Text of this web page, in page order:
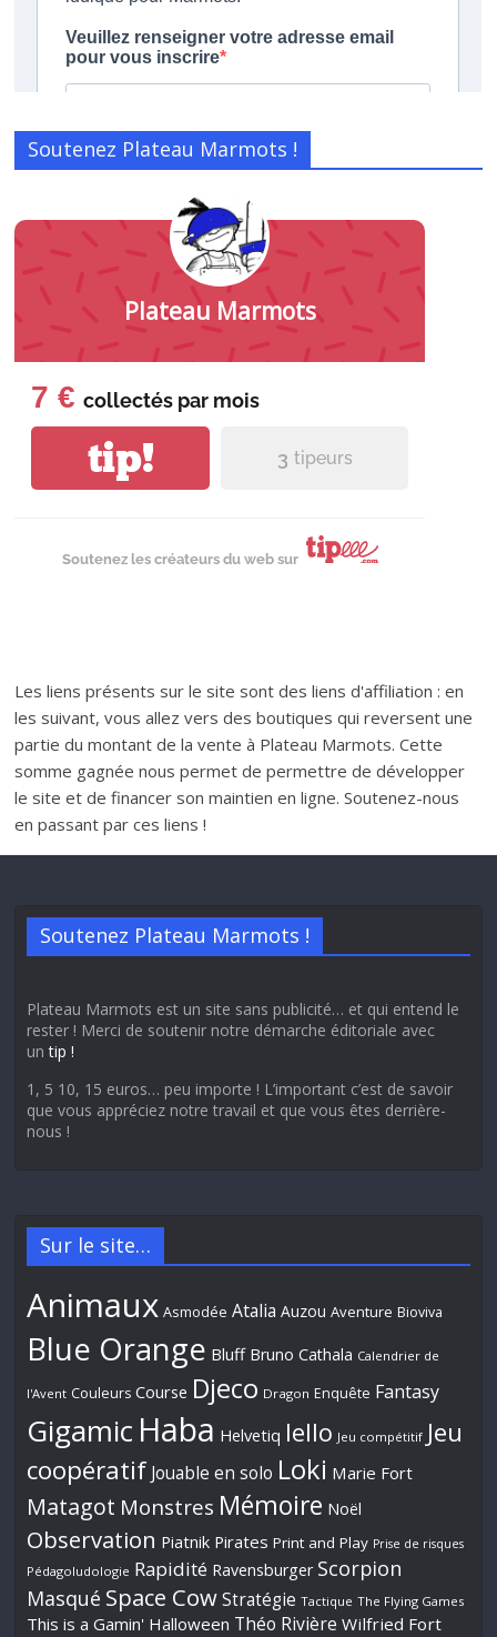
Soutenez Plateau Marmots !
Plateau Marmots
7 € collectés par mois
tip! 3 tipeurs
Soutenez les créateurs du web sur
Les liens présents sur le site sont des liens d'affiliation : en
les suivant, vous allez vers des boutiques qui reversent une
partie du montant de la vente à Plateau Marmots. Cette
somme gagnée nous permet de permettre de développer
le site et de financer son maintien en ligne. Soutenez-nous
en passant par ces liens !
Soutenez Plateau Marmots !
Plateau Marmots est un site sans publicité… et qui entend le
rester ! Merci de soutenir notre démarche éditoriale avec
untip !
1, 5 10, 15 euros… peu importe ! L’important c’est de savoir
que vous appréciez notre travail et que vous êtes derrière-
nous !
Sur le site…
Animaux Asmodée Atalia Auzou Aventure Bioviva
Blue Orange Bluff Bruno Cathala Calendrier de
l'Avent Couleurs Course Djeco Dragon Enquête Fantasy
Gigamic Haba Helvetiq Iello Jeu compétitif Jeu
coopératif Jouable en solo Loki Marie Fort
Matagot Monstres Mémoire Noël
Observation Piatnik Pirates Print and Play Prise de risques
Pédagoludologie Rapidité Ravensburger Scorpion
Masqué Space Cow Stratégie Tactique The Flying Games
This is a Gamin' Halloween Théo Rivière Wilfried Fort